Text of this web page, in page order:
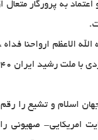
به پرورگار
الاعظم ارواحنا
با ملت رشید ایران ۴۰
اسلام و تشیع را
امریکایی- صهیونی